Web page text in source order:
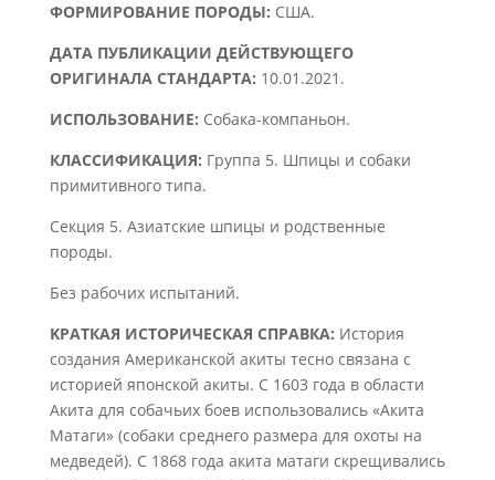
ФОРМИРОВАНИЕ ПОРОДЫ: США.
ДАТА ПУБЛИКАЦИИ ДЕЙСТВУЮЩЕГО
ОРИГИНАЛА СТАНДАРТА: 10.01.2021.
ИСПОЛЬЗОВАНИЕ: Собака-компаньон.
КЛАССИФИКАЦИЯ: Группа 5. Шпицы и собаки
примитивного типа.
Секция 5. Азиатские шпицы и родственные
породы.
Без рабочих испытаний.
KРАТКАЯ ИСТОРИЧЕСКАЯ СПРАВКА: История
создания Американской акиты тесно связана с
историей японской акиты. С 1603 года в области
Акита для собачьих боев использовались «Акита
Матаги» (собаки среднего размера для охоты на
медведей). С 1868 года акита матаги скрещивались